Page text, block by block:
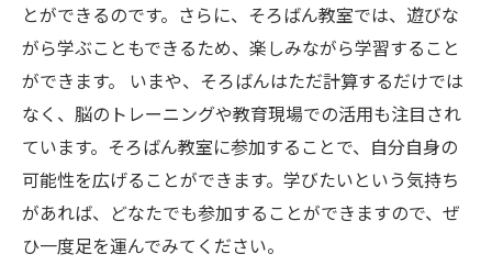
とができるのです。さらに、そろばん教室では、遊びな
がら学ぶこともできるため、楽しみながら学習すること
ができます。 いまや、そろばんはただ計算するだけでは
なく、脳のトレーニングや教育現場での活用も注目され
ています。そろばん教室に参加することで、自分自身の
可能性を広げることができます。学びたいという気持ち
があれば、どなたでも参加することができますので、ぜ
ひ一度足を運んでみてください。